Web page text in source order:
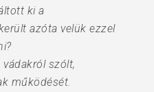
ki a
azóta velük ezzel
szólt,
működését.